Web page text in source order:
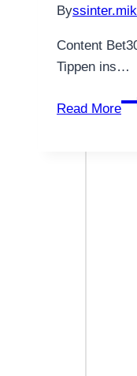
By
Content
Tippen ins…
Read More